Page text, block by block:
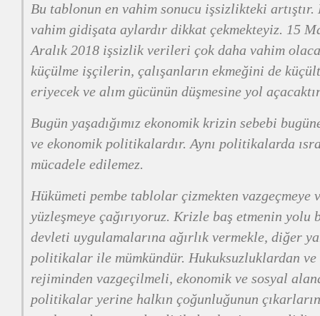
Bu tablonun en vahim sonucu işsizlikteki
vahim gidişata aylardır dikkat çekmekteyiz. 15
Aralık 2018 işsizlik verileri çok daha vahim
küçülme işçilerin, çalışanların ekmeğini de
eriyecek ve alım gücünün düşmesine yol
Bugün yaşadığımız ekonomik krizin sebebi
ve ekonomik politikalardır. Aynı politikalarda
mücadele edilemez.
Hükümeti pembe tablolar çizmekten vazgeçmeye
yüzleşmeye çağırıyoruz. Krizle baş etmenin yolu
devleti uygulamalarına ağırlık vermekle, diğer
politikalar ile mümkündür. Hukuksuzluklardan
rejiminden vazgeçilmeli, ekonomik ve sosyal
politikalar yerine halkın çoğunluğunun